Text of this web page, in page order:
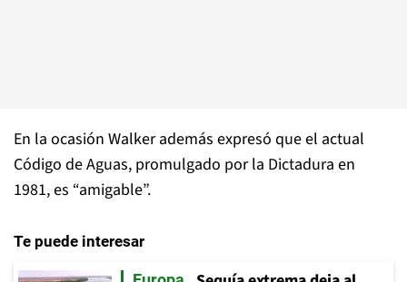
En la ocasión Walker además expresó que el actual
Código de Aguas, promulgado por la Dictadura en
1981, es “amigable”.
Te puede interesar